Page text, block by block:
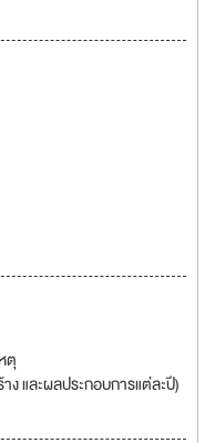
ตุ
ง และผลประกอบการแต่ละปี)